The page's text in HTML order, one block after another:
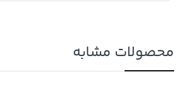
محصولات مشابه